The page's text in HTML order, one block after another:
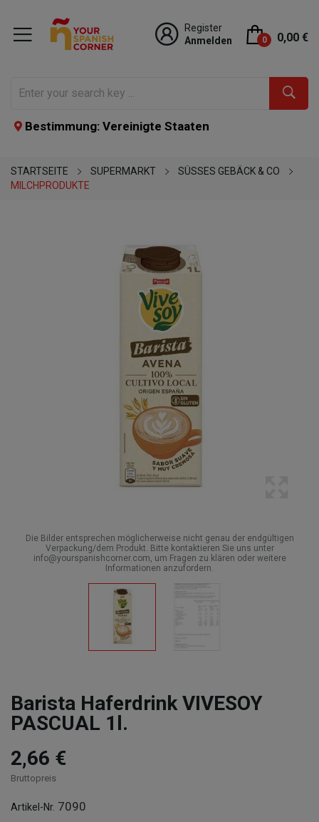
Register
Anmelden
0 0,00 €
Bestimmung: Vereinigte Staaten
STARTSEITE SUPERMARKT
SÜSSES GEBÄCK & CO
MILCHPRODUKTE
Die Bilder entsprechen möglicherweise nicht genau der endgültigen
Verpackung/dem Produkt. Bitte kontaktieren Sie uns unter
info@yourspanishcorner.com, um Fragen zu klären oder weitere
Informationen anzufordern.
Barista Haferdrink VIVESOY
PASCUAL 1l.
2,66 €
Bruttopreis
Artikel-Nr. 7090